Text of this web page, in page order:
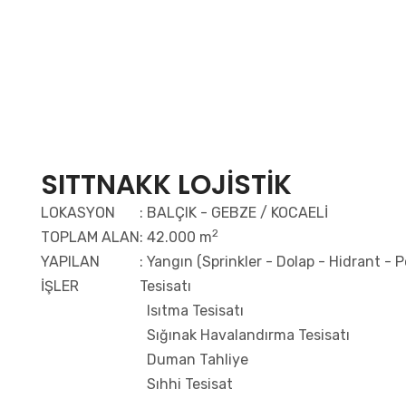
SITTNAKK LOJİSTİK
LOKASYON
: BALÇIK - GEBZE / KOCAELİ
TOPLAM ALAN : 42.000 m2
YAPILAN
İŞLER
: Yangın (Sprinkler - Dolap - Hidrant -
Tesisatı
Isıtma Tesisatı
Sığınak Havalandırma Tesisatı
Duman Tahliye
Sıhhi Tesisat